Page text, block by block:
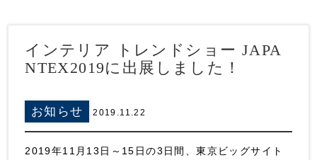
インテリア トレンドショー JAPA
NTEX2019に出展しました！
お知らせ 2019.11.22
2019年11月13日～15日の3日間、東京ビッグサイト